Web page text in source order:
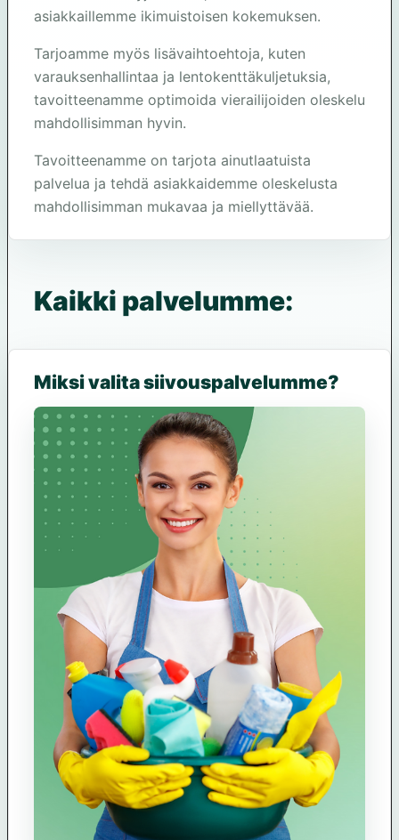
asiakkaillemme ikimuistoisen kokemuksen.
Tarjoamme myös lisävaihtoehtoja, kuten
varauksenhallintaa ja lentokenttäkuljetuksia,
tavoitteenamme optimoida vierailijoiden oleskelu
mahdollisimman hyvin.
Tavoitteenamme on tarjota ainutlaatuista
palvelua ja tehdä asiakkaidemme oleskelusta
mahdollisimman mukavaa ja miellyttävää.
Kaikki palvelumme:
Miksi valita siivouspalvelumme?